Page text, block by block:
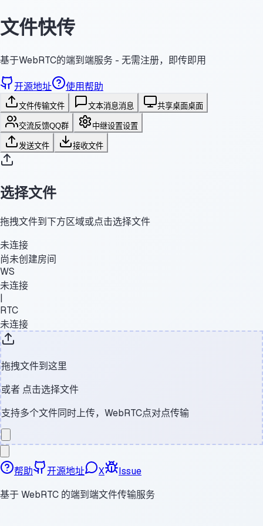
文件快传
基于WebRTC的端到端服务 - 无需注册，即传即用
开源地址 使用帮助
文件传输文件 文本消息消息 共享桌面桌面
交流反馈QQ群 中继设置设置
发送文件 接收文件
选择文件
拖拽文件到下方区域或点击选择文件
未连接
尚未创建房间
WS
未连接
|
RTC
未连接
拖拽文件到这里
或者 点击选择文件
支持多个文件同时上传，WebRTC点对点传输
帮助 开源地址 X
Issue
基于 WebRTC 的端到端文件传输服务